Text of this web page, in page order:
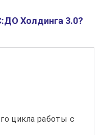
Холдинга 3.0?
цикла работы с